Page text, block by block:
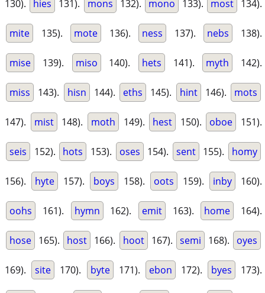
130). hies 131). mons 132). mono 133). most 134).
mite 135). mote 136). ness 137). nebs 138).
mise 139). miso 140). hets 141). myth 142).
miss 143). hisn 144). eths 145). hint 146). mots
147). mist 148). moth 149). hest 150). oboe 151).
seis 152). hots 153). oses 154). sent 155). homy
156). hyte 157). boys 158). oots 159). inby 160).
oohs 161). hymn 162). emit 163). home 164).
hose 165). host 166). hoot 167). semi 168). oyes
169). site 170). byte 171). ebon 172). byes 173).